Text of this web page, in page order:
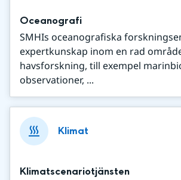
Oceanografi
SMHIs oceanografiska
expertkunskap inom en rad
havsforskning, till exempel
observationer, ...
Klimat
Klimatscenariotjänsten